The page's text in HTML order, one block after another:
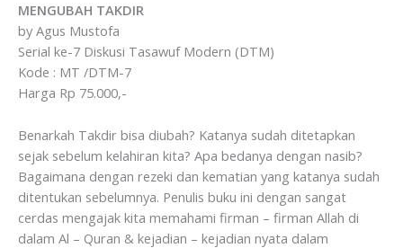
MENGUBAH TAKDIR
by Agus Mustofa
Serial ke-7 Diskusi Tasawuf Modern (DTM)
Kode : MT /DTM-7
Harga Rp 75.000,-
Benarkah Takdir bisa diubah? Katanya sudah ditetapkan
sejak sebelum kelahiran kita? Apa bedanya dengan nasib?
Bagaimana dengan rezeki dan kematian yang katanya sudah
ditentukan sebelumnya. Penulis buku ini dengan sangat
cerdas mengajak kita memahami firman – firman Allah di
dalam Al – Quran & kejadian – kejadian nyata dalam